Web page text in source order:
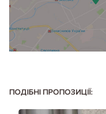
ПОДІБНІ ПРОПОЗИЦІЇ: